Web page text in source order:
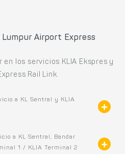
Airport Express
en los servicios KLIA Ekspres y
Rail Link.
a KL Sentral y KLIA
a KL Sentral, Bandar
1 / KLIA Terminal 2